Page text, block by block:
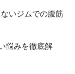
いジムでの腹筋
悩みを徹底解